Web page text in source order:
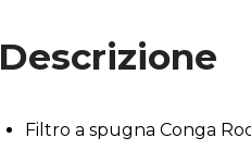
Descrizione
Filtro a spugna Conga